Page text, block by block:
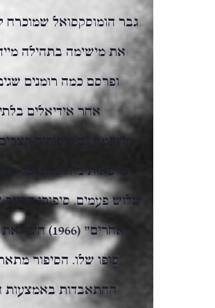
גבר הומוסקסואל שמוכרח
את מישימה בתהילה
ופרסם כמה רומנים
אחר אידיאלים
מישימה גם סיפורים
גרסאות מודרניות של
שלוש פעמים. סיפורו
אחרים"
סופו שלו. הסיפור
ההתאבדות באמצעות